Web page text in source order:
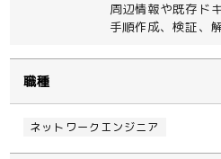
周辺情報や既存ド
手順作成、検証、
職種
ネットワークエンジニア